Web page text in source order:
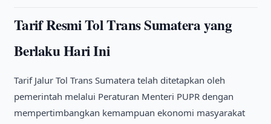
Tarif Resmi Tol Trans Sumatera yang
Berlaku Hari Ini
Tarif Jalur Tol Trans Sumatera telah ditetapkan oleh
pemerintah melalui Peraturan Menteri PUPR dengan
mempertimbangkan kemampuan ekonomi masyarakat